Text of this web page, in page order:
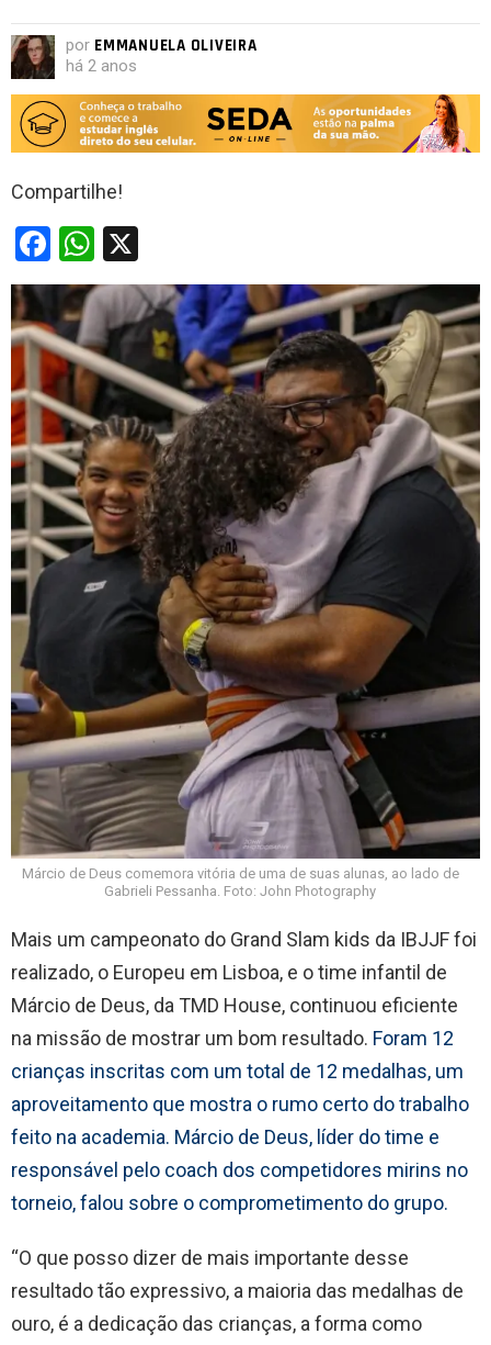
por EMMANUELA OLIVEIRA
há 2 anos
Compartilhe!
F
a
ce
b
o
o
k
W
h
at
s
A
p
p
Márcio de Deus comemora vitória de uma de suas alunas, ao lado de
Gabrieli Pessanha. Foto: John Photography
Mais um campeonato do Grand Slam kids da IBJJF foi
realizado, o Europeu em Lisboa, e o time infantil de
Márcio de Deus, da TMD House, continuou eficiente
na missão de mostrar um bom resultado. Foram 12
crianças inscritas com um total de 12 medalhas, um
aproveitamento que mostra o rumo certo do trabalho
feito na academia. Márcio de Deus, líder do time e
responsável pelo coach dos competidores mirins no
torneio, falou sobre o comprometimento do grupo.
“O que posso dizer de mais importante desse
resultado tão expressivo, a maioria das medalhas de
ouro, é a dedicação das crianças, a forma como